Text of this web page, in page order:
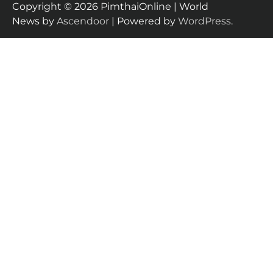
Copyright © 2026 PimthaiOnline | World
News by Ascendoor | Powered by WordPress.